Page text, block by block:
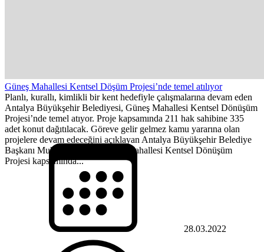
Güneş Mahallesi Kentsel Döşüm Projesi’nde temel atılıyor
Planlı, kurallı, kimlikli bir kent hedefiyle çalışmalarına devam eden
Antalya Büyükşehir Belediyesi, Güneş Mahallesi Kentsel Dönüşüm
Projesi’nde temel atıyor. Proje kapsamında 211 hak sahibine 335
adet konut dağıtılacak. Göreve gelir gelmez kamu yararına olan
projelere devam edeceğini açıklayan Antalya Büyükşehir Belediye
Başkanı Muhittin Böcek, Güneş Mahallesi Kentsel Dönüşüm
Projesi kapsamında...
28.03.2022